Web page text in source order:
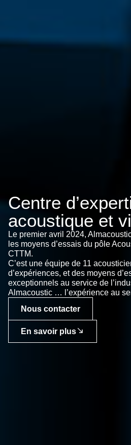
Centre
acoustique et
Le premier avril 2024,
les moyens d’essais du pôle
CTTM.
C’est une équipe de 11
d’expériences, et des moyens
exceptionnels au service de
Almacoustic … l’expérience au
Nous contacter
En savoir plus